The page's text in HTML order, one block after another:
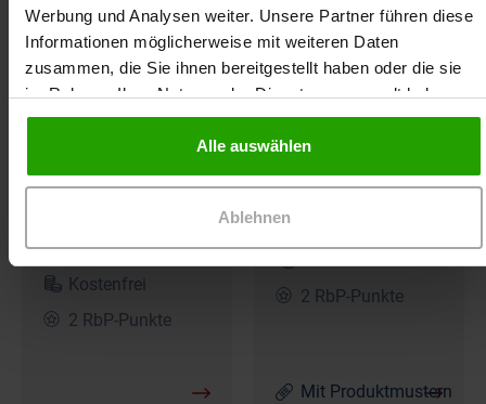
Werbung und Analysen weiter. Unsere Partner führen diese
Informationen möglicherweise mit weiteren Daten
zusammen, die Sie ihnen bereitgestellt haben oder die sie
im Rahmen Ihrer Nutzung der Dienste gesammelt haben.
Alle auswählen
Ablehnen
Mo. 31.08. , 18:00
Uhr
90 Min.
Online
Gräbert
Kostenfrei
2 RbP-Punkte
Di. 01.09., 18:00 Uhr
90 Min.
Kostenfrei
2 RbP-Punkte
Mit Produktmustern